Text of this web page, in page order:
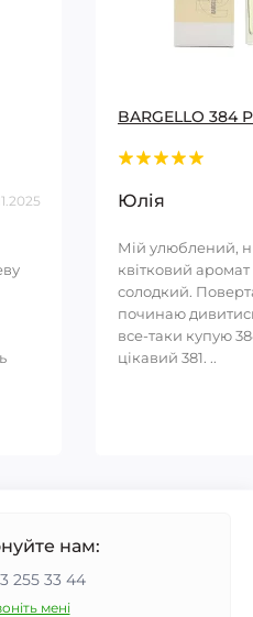
BARGELLO 384
Юлія
Мій улюблений,
квітковий аромат
солодкий.
починаю
все-таки купую
цікавий 381. ..
нам:
255 33 44
мені